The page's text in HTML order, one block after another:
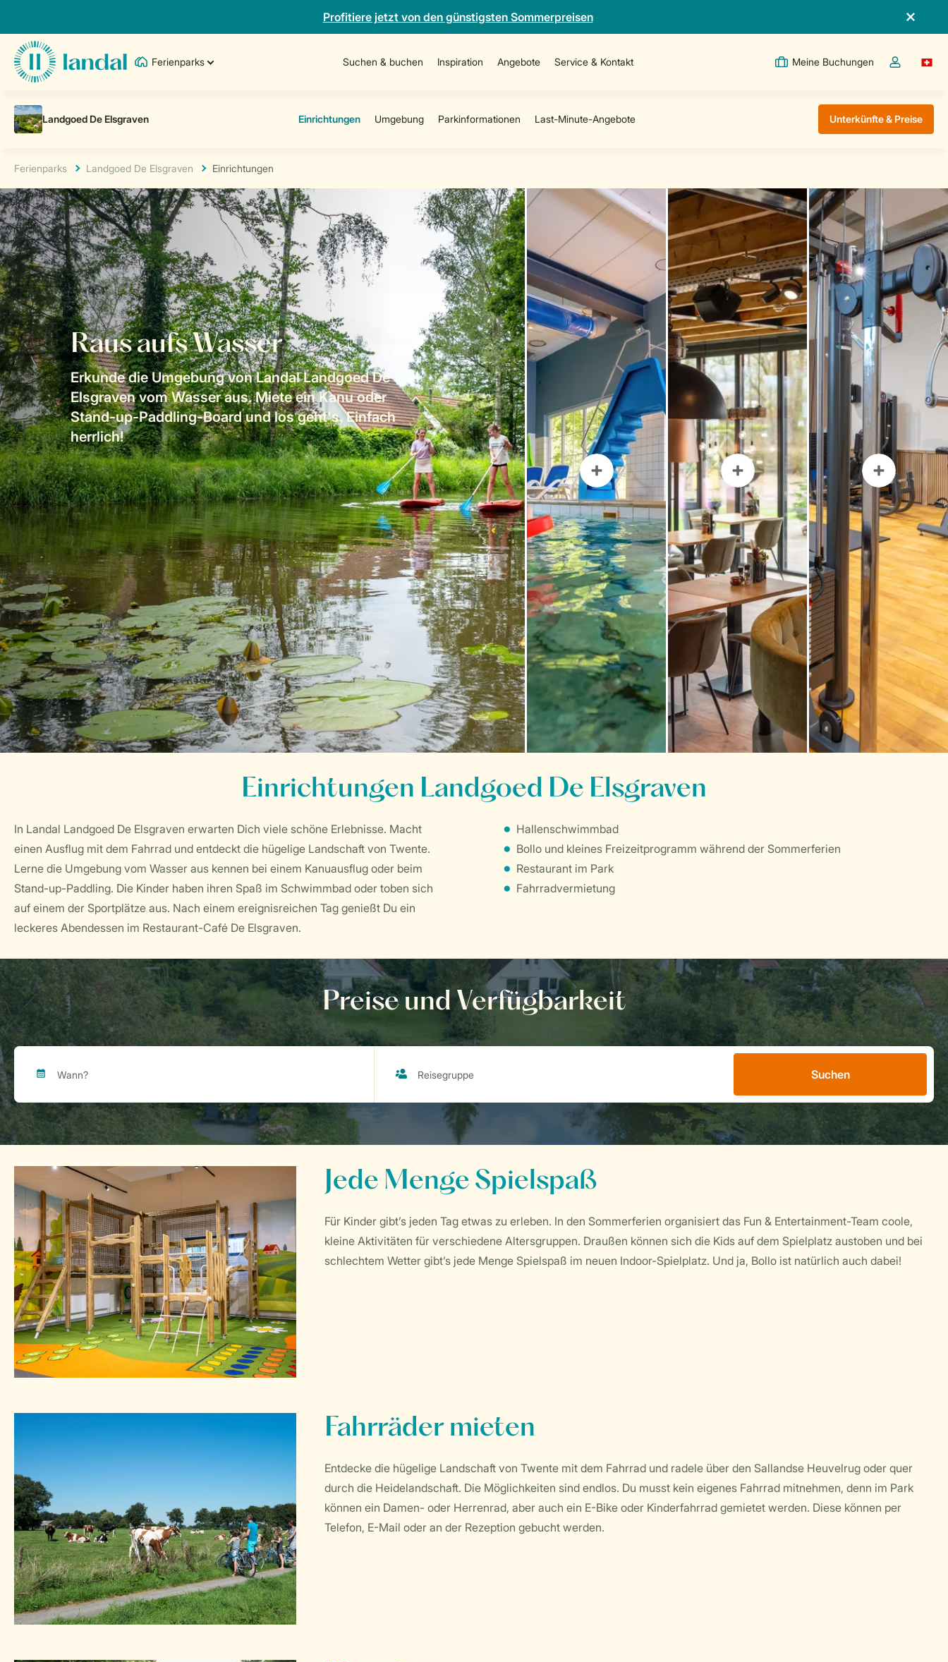
Profitiere jetzt von den günstigsten Sommerpreisen
Ferienparks Suchen & buchen Inspiration Angebote Service & Kontakt Meine Buchungen
Dropdown-
Unterkünfte & Preise
Ferienparks Landgoed De Elsgraven Einrichtungen
Raus aufs Wasser
Erkunde die Umgebung von Landal Landgoed De
Elsgraven vom Wasser aus. Miete ein Kanu oder
Stand-up-Paddling-Board und los geht's. Einfach
herrlich!
Einrichtungen Landgoed De Elsgraven
In Landal Landgoed De Elsgraven erwarten Dich viele schöne Erlebnisse. Macht
einen Ausflug mit dem Fahrrad und entdeckt die hügelige Landschaft von Twente.
Lerne die Umgebung vom Wasser aus kennen bei einem Kanuausflug oder beim
Stand-up-Paddling. Die Kinder haben ihren Spaß im Schwimmbad oder toben sich
auf einem der Sportplätze aus. Nach einem ereignisreichen Tag genießt Du ein
leckeres Abendessen im Restaurant-Café De Elsgraven.
Hallenschwimmbad
Bollo und kleines Freizeitprogramm während der Sommerferien
Restaurant im Park
Fahrradvermietung
Preise und Verfügbarkeit
Suchen
Jede Menge Spielspaß
Für Kinder gibt’s jeden Tag etwas zu erleben. In den Sommerferien organisiert das Fun & Entertainment-Team coole,
kleine Aktivitäten für verschiedene Altersgruppen. Draußen können sich die Kids auf dem Spielplatz austoben und bei
schlechtem Wetter gibt’s jede Menge Spielspaß im neuen Indoor-Spielplatz. Und ja, Bollo ist natürlich auch dabei!
Fahrräder mieten
Entdecke die hügelige Landschaft von Twente mit dem Fahrrad und radele über den Sallandse Heuvelrug oder quer
durch die Heidelandschaft. Die Möglichkeiten sind endlos. Du musst kein eigenes Fahrrad mitnehmen, denn im Park
können ein Damen- oder Herrenrad, aber auch ein E-Bike oder Kinderfahrrad gemietet werden. Diese können per
Telefon, E-Mail oder an der Rezeption gebucht werden.